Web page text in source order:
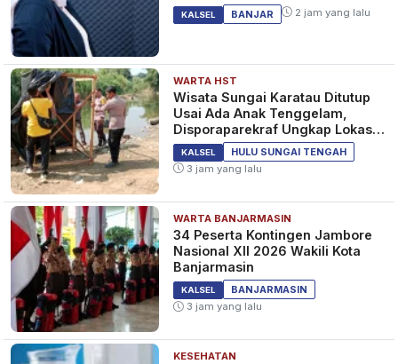
KALSEL BANJAR 2 jam yang lalu
WARTA HST
Wisata Sungai Karatau Ditutup
Usai Ada Anak Tenggelam,
Disporaparekraf Ungkap Lokasi
Belum Berizin
KALSEL
HULU SUNGAI TENGAH
3 jam yang lalu
WARTA BANJARMASIN
34 Peserta Kontingen Jambore
Nasional XII 2026 Wakili Kota
Banjarmasin
KALSEL
BANJARMASIN
3 jam yang lalu
KESEHATAN